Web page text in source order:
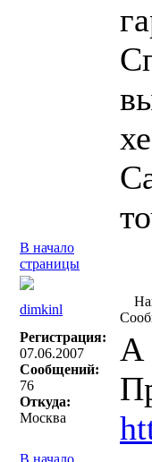
В начало
страницы
dimkinl
Регистрация:
07.06.2007
Сообщений:
76
Откуда:
Москва
А
В начало